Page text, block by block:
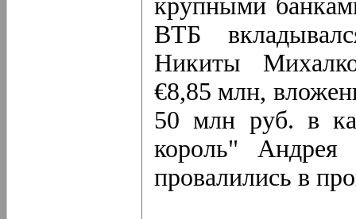
крупными
ВТБ
Никиты
€8,85 млн,
50 млн руб. в
король" Андрея
провалились в